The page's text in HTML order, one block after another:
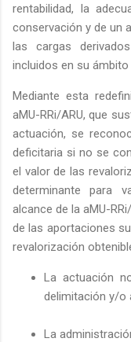
rentabilidad, la
conservación y de un
las cargas
incluidos en su
Mediante esta
aMU-RRi/ARU, que
actuación, se
deficitaria si no se
el valor de las
determinante para
alcance de la aMU-
de las aportaciones
revalorización
La actuación
delimitación y/o
La